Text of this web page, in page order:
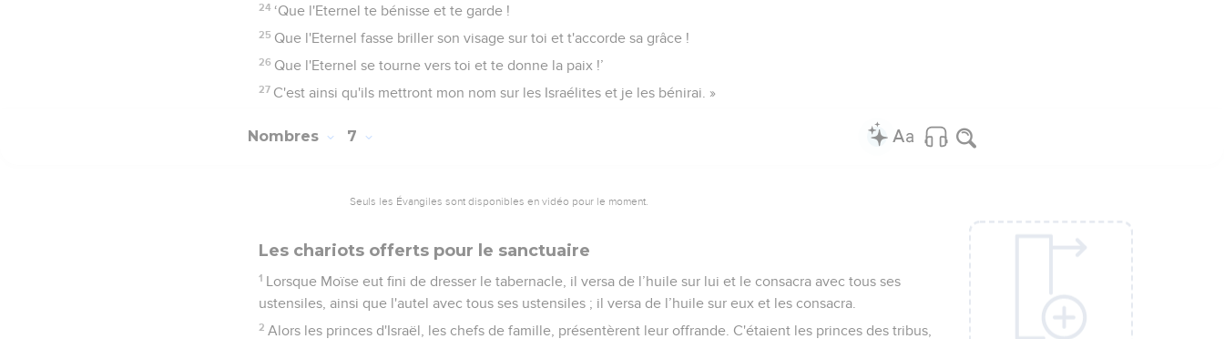
24 ‘Que l'Eternel te bénisse et te garde !
25 Que l'Eternel fasse briller son visage sur toi et t'accorde sa grâce !
26 Que l'Eternel se tourne vers toi et te donne la paix !’
27 C'est ainsi qu'ils mettront mon nom sur les Israélites et je les bénirai. »
Nombres 7
Seuls les Évangiles sont disponibles en vidéo pour le moment.
Les chariots offerts pour le sanctuaire
1 Lorsque Moïse eut fini de dresser le tabernacle, il versa de l’huile sur lui et le consacra avec tous ses
ustensiles, ainsi que l'autel avec tous ses ustensiles ; il versa de l’huile sur eux et les consacra.
2 Alors les princes d'Israël, les chefs de famille, présentèrent leur offrande. C'étaient les princes des tribus,